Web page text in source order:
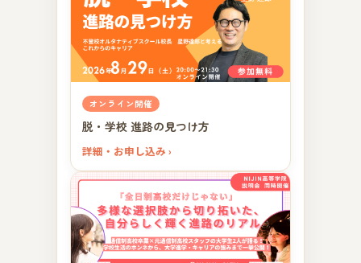
オンライン開催
脱・学校 進路の見つけ方
詳細・お申し込み ›